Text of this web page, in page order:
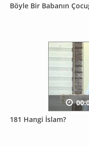
Böyle Bir Babanın
181 Hangi İslam?